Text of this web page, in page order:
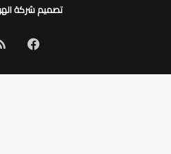
تصميم شركة